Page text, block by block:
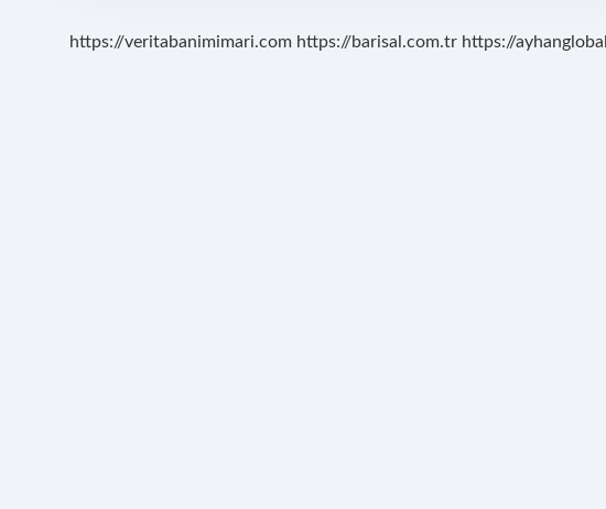
https://veritabanimimari.com https://barisal.com.tr https://